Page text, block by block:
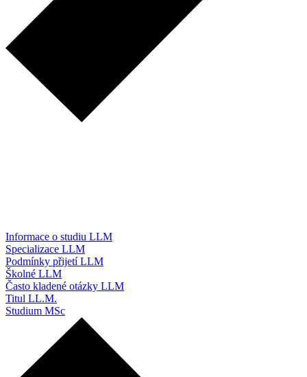
Informace o studiu LLM
Specializace LLM
Podmínky přijetí LLM
Školné LLM
Často kladené otázky LLM
Titul LL.M.
Studium MSc